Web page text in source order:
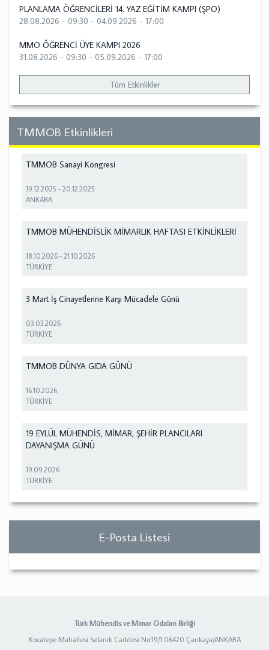
PLANLAMA ÖĞRENCİLERİ 14. YAZ EĞİTİM KAMPI (ŞPO)
28.08.2026 - 09:30 - 04.09.2026 - 17:00
MMO ÖĞRENCİ ÜYE KAMPI 2026
31.08.2026 - 09:30 - 05.09.2026 - 17:00
Tüm Etkinlikler
TMMOB Etkinlikleri
TMMOB Sanayi Kongresi
19.12.2025 -20.12.2025
ANKARA
TMMOB MÜHENDİSLİK MİMARLIK HAFTASI ETKİNLİKLERİ
18.10.2026 -21.10.2026
TÜRKİYE
3 Mart İş Cinayetlerine Karşı Mücadele Günü
03.03.2026
TÜRKİYE
TMMOB DÜNYA GIDA GÜNÜ
16.10.2026
TÜRKİYE
19 EYLÜL MÜHENDİS, MİMAR, ŞEHİR PLANCILARI
DAYANIŞMA GÜNÜ
19.09.2026
TÜRKİYE
E-Posta Listesi
Türk Mühendis ve Mimar Odaları Birliği
Kocatepe Mahallesi Selanik Caddesi No:19/1 06420 Çankaya/ANKARA